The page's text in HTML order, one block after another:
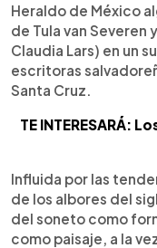
Heraldo de México
de Tula van Severen
Claudia Lars) en un
escritoras
Santa Cruz.
TE INTERESARÁ:
Influida por las
de los albores del
del soneto como
como paisaje, a la